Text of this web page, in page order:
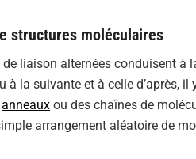
structures moléculaires
de liaison alternées conduisent à
à la suivante et à celle d’après,
anneaux ou des chaînes de
arrangement aléatoire de